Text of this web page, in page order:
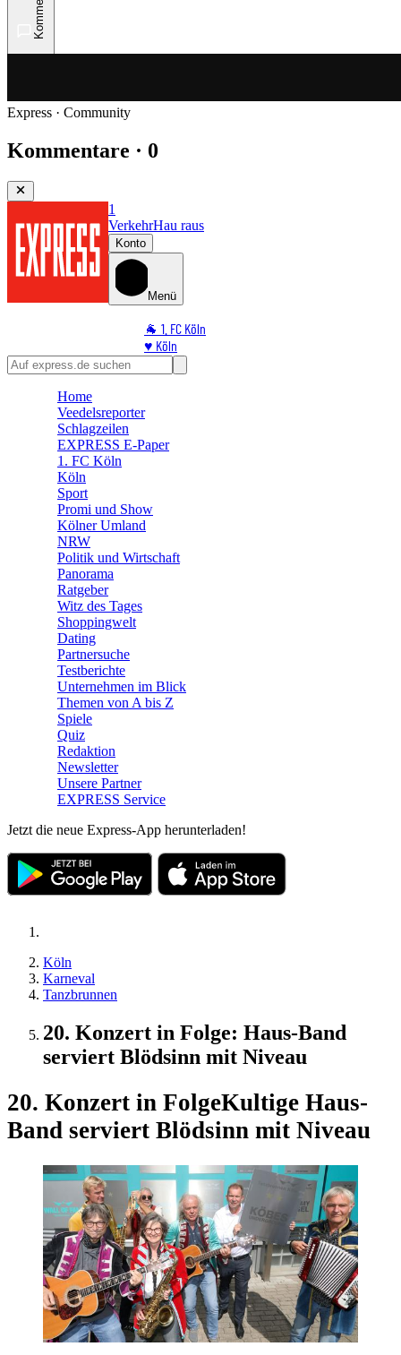
Express · Community
Kommentare · 0
1
VerkehrHau raus
Konto
Menü
🐐 1. FC Köln
♥️ Köln
⭐ Promi
🛒 Shoppingwelt
Home
Veedelsreporter
Schlagzeilen
EXPRESS E-Paper
1. FC Köln
Köln
Sport
Promi und Show
Kölner Umland
NRW
Politik und Wirtschaft
Panorama
Ratgeber
Witz des Tages
Shoppingwelt
Dating
Partnersuche
Testberichte
Unternehmen im Blick
Themen von A bis Z
Spiele
Quiz
Redaktion
Newsletter
Unsere Partner
EXPRESS Service
Jetzt die neue Express-App herunterladen!
Köln
Karneval
Tanzbrunnen
20. Konzert in Folge: Haus-Band
serviert Blödsinn mit Niveau
20. Konzert in FolgeKultige Haus-
Band serviert Blödsinn mit Niveau